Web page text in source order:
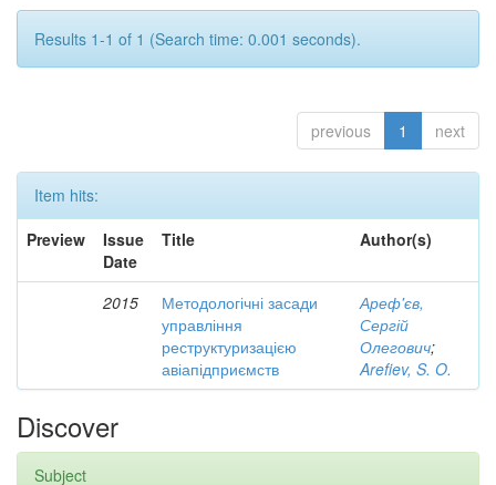
Results 1-1 of 1 (Search time: 0.001 seconds).
previous 1 next
Item hits:
Preview
Issue
Date
Title Author(s)
2015
Методологічні засади
управління
реструктуризацією
авіапідприємств
Ареф'єв,
Сергій
Олегович;
Arefiev, S. O.
Discover
Subject